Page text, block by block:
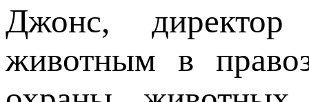
Джонс, директор
животным в